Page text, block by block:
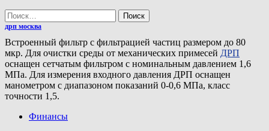
Найти:
дрп москва
Встроенный фильтр с фильтрацией частиц размером до 80
мкр. Для очистки среды от механических примесей ДРП
оснащен сетчатым фильтром с номинальным давлением 1,6
МПа. Для измерения входного давления ДРП оснащен
манометром с диапазоном показаний 0-0,6 МПа, класс
точности 1,5.
Финансы